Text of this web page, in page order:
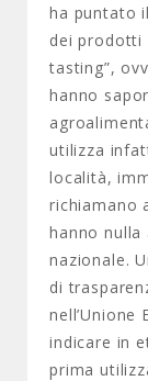
ha puntato
dei prodotti
tasting”,
hanno
utilizza
località,
richiamano
hanno
nazionale.
di
nell’Unione
indicare in
prima